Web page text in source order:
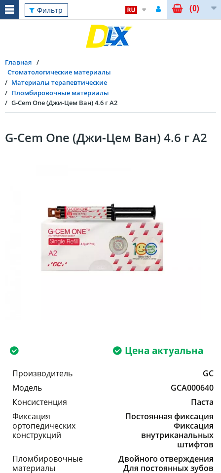
Фильтр (0)
Главная
Стоматологические материалы
Материалы терапевтические
Пломбировочные материалы
G-Cem One (Джи-Цем Ван) 4.6 г A2
G-Cem One (Джи-Цем Ван) 4.6 г A2
Цена актуальна
Производитель
GC
Модель
GCA000640
Консистенция
Паста
Фиксация
ортопедических
конструкций
Постоянная фиксация
Фиксация
внутриканальных
штифтов
Пломбировочные
материалы
Двойного отверждения
Для постоянных зубов